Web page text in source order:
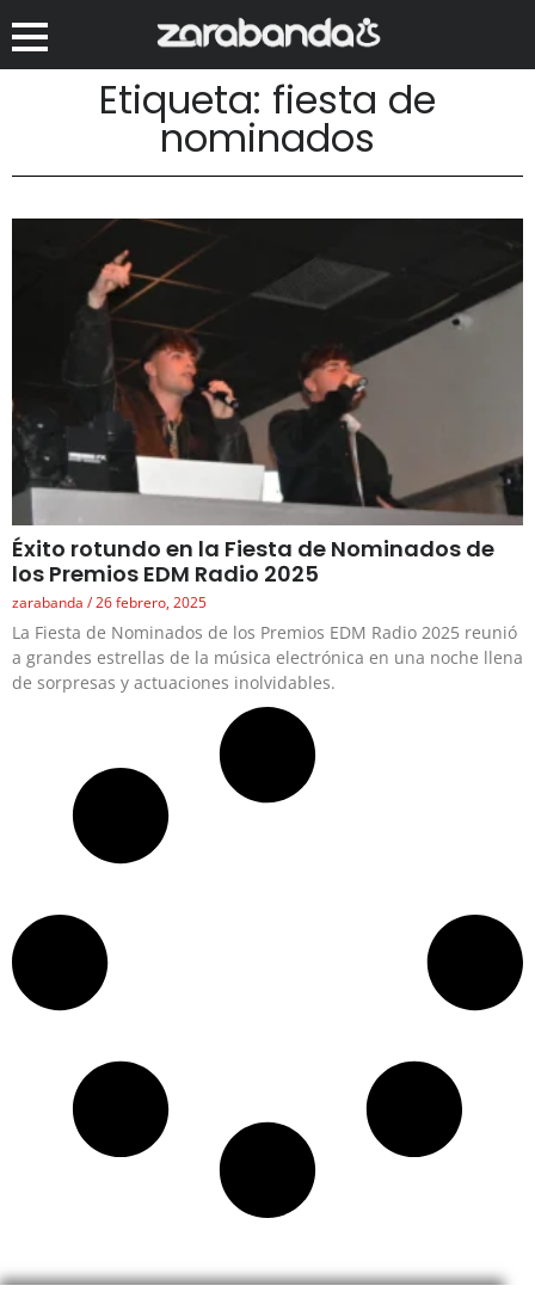
Etiqueta: fiesta de
nominados
Éxito rotundo en la Fiesta de Nominados de
los Premios EDM Radio 2025
zarabanda 26 febrero, 2025
La Fiesta de Nominados de los Premios EDM Radio 2025 reunió
a grandes estrellas de la música electrónica en una noche llena
de sorpresas y actuaciones inolvidables.